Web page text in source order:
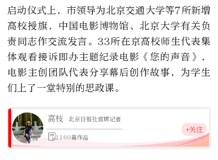
启动仪式上，市领导为北京交通大学等7所新增
高校授旗，中国电影博物馆、北京大学有关负
责同志作交流发言。33所在京高校师生代表集
体观看接诉即办主题纪录电影《您的声音》，
电影主创团队代表分享幕后创作故事，为学生
们上了一堂特别的思政课。
高枝 北京日报社首席记者
1160篇作品
+关注